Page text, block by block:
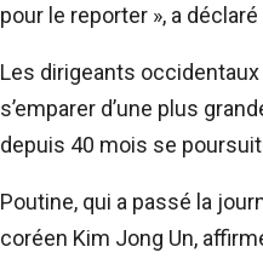
pour le reporter », a
Les dirigeants
s’emparer d’une plus
depuis 40 mois se
Poutine, qui a passé la
coréen Kim Jong Un,